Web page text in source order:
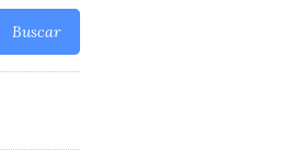
Buscar